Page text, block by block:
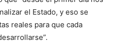
el Estado, y eso se
reales para que cada